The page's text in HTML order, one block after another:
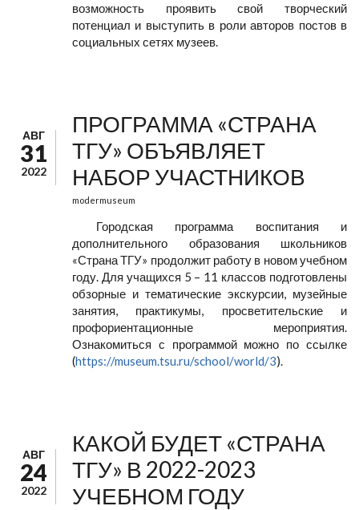
возможность проявить свой творческий
потенциал и выступить в роли авторов постов в
социальных сетях музеев.
АВГ
31
2022
ПРОГРАММА «СТРАНА
ТГУ» ОБЪЯВЛЯЕТ
НАБОР УЧАСТНИКОВ
modermuseum
Городская программа воспитания и
дополнительного образования школьников
«Страна ТГУ» продолжит работу в новом учебном
году. Для учащихся 5 – 11 классов подготовлены
обзорные и тематические экскурсии, музейные
занятия, практикумы, просветительские и
профориентационные мероприятия.
Ознакомиться с программой можно по ссылке
(https://museum.tsu.ru/school/world/3).
АВГ
24
2022
КАКОЙ БУДЕТ «СТРАНА
ТГУ» В 2022-2023
УЧЕБНОМ ГОДУ